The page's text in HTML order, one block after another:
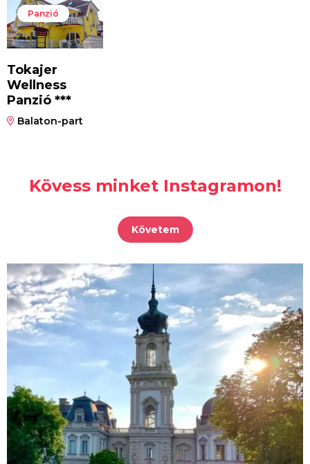
Panzió
Tokajer
Wellness
Panzió ***
Balaton-part
Kövess minket Instagramon!
Követem